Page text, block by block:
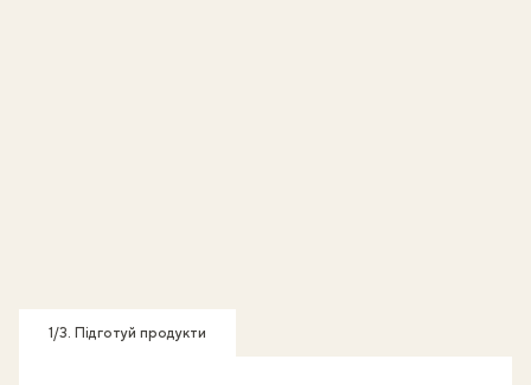
1/3. Підготуй продукти